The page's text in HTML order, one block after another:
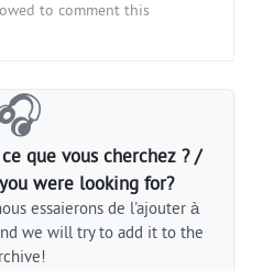
to comment this
que vous cherchez ? /
were looking for?
essaierons de l'ajouter à
we will try to add it to the